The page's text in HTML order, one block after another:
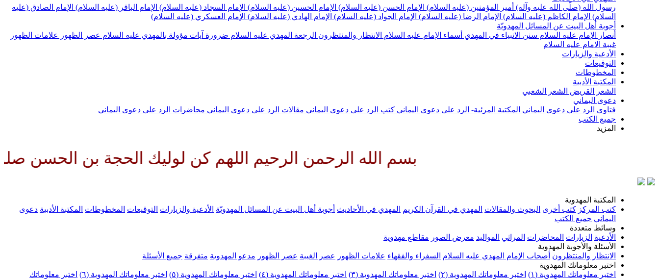
رسول الله (صلّى الله عليه وآله) أمير المؤمنين (عليه السلام) الإمام الحسن (عليه السلام) الإمام الحسين (عليه السلام) الإمام السجاد (عليه السلام) الإمام الباقر (عليه السلام) الإمام الصادق (عليه
السلام) الإمام الكاظم (عليه السلام) الإمام الرضا (عليه السلام) الإمام الجواد (عليه السلام) الإمام الهادي (عليه السلام) الإمام العسكري (عليه السلام)
أجوبة أهل البيت عن المسائل المهدويّة
أنصار الإمام عليه السلام سنن الانبياء في المهدي أسماء الإمام عليه السلام الانتظار والمنتظرون الرجعة المهدي عليه السلام ضرورة آيات مؤولة بالمهدي عليه السلام عصر الظهور
علامات الظهور
غيبة الامام عليه السلام
الأدعية والزيارات
التوقيعات
المخطوطات
المكتبة الأدبية
الشعر القريض الشعر الشعبي
دعوى اليماني
فتاوى الرد على دعوى اليماني المكتبة المرئية- الرد على دعوى اليماني كتب الرد على دعوى اليماني مقالات الرد على دعوى اليماني محاضرات الرد على دعوى اليماني
جميع الكتب
المزيد
بسم الله الرحمن الرحيم اللهم كن لوليك الحجة بن الحسن صلواتك عليه
المكتبة المهدوية
كتب المركز كتب أخرى البحوث والمقالات المهدي في القرآن الكريم المهدي في الأحاديث أجوبة أهل البيت عن المسائل المهدويّة الأدعية والزيارات التوقيعات المخطوطات المكتبة الأدبية دعوى
اليماني جميع الكتب
وسائط متعددة
الأدعية الزيارات المحاضرات المراثي المواليد معرض الصور مقاطع مهدوية
الأسئلة والأجوبة المهدوية
الانتظار والمنتظرون أصحاب الإمام المهدي عليه السلام السفراء والفقهاء علامات الظهور عصر الغيبة عصر الظهور مدعو المهدوية متفرقة جميع الأسئلة
اختبر معلوماتك المهدوية
اختبر معلوماتك المهدوية (١)
اختبر معلوماتك المهدوية (٢) اختبر معلوماتك المهدوية (٣) اختبر معلوماتك المهدوية (٤) اختبر معلوماتك المهدوية (٥) اختبر معلوماتك المهدوية (٦)
اختبر معلوماتك